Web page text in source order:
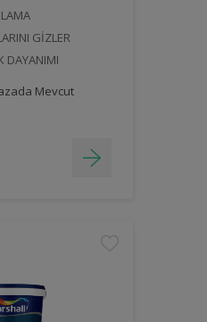
GİZLER
DAYANIMI
Mevcut